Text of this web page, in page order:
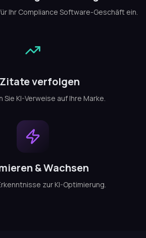
Ihr Compliance Software-Geschäft ein.
verfolgen
Sie KI-Verweise auf Ihre Marke.
& Wachsen
zur KI-Optimierung.